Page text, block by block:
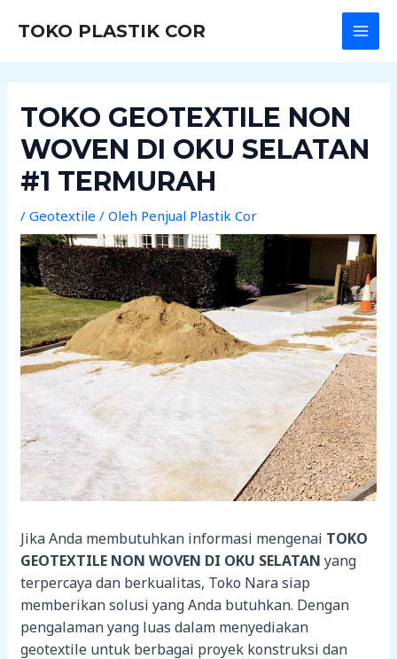
TOKO PLASTIK COR
TOKO GEOTEXTILE NON
WOVEN DI OKU SELATAN
#1 TERMURAH
/Geotextile / Oleh Penjual Plastik Cor
Jika Anda membutuhkan informasi mengenai TOKO
GEOTEXTILE NON WOVEN DI OKU SELATAN yang
terpercaya dan berkualitas, Toko Nara siap
memberikan solusi yang Anda butuhkan. Dengan
pengalaman yang luas dalam menyediakan
geotextile untuk berbagai proyek konstruksi dan
navigation